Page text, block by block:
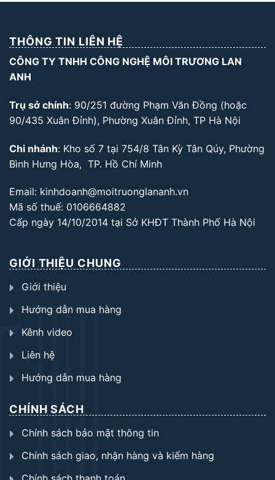
THÔNG TIN LIÊN HỆ
CÔNG TY TNHH CÔNG NGHỆ MÔI TRƯƠNG LAN
ANH
Trụ sở chính: 90/251 đường Phạm Văn Đồng (hoặc
90/435 Xuân Đỉnh), Phường Xuân Đỉnh, TP Hà Nội
Chi nhánh: Kho số 7 tại 754/8 Tân Kỳ Tân Qúy, Phường
Bình Hưng Hòa, TP. Hồ Chí Minh
Email: kinhdoanh@moitruonglananh.vn
Mã số thuế: 0106664882
Cấp ngày 14/10/2014 tại Sở KHĐT Thành Phố Hà Nội
GIỚI THIỆU CHUNG
Giới thiệu
Hướng dẫn mua hàng
Kênh video
Liên hệ
Hướng dẫn mua hàng
CHÍNH SÁCH
Chính sách bảo mật thông tin
Chính sách giao, nhận hàng và kiểm hàng